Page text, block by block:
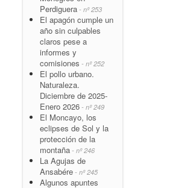
Perdiguera - nº 253
El apagón cumple un
año sin culpables
claros pese a
informes y
comisiones - nº 252
El pollo urbano.
Naturaleza.
Diciembre de 2025-
Enero 2026 - nº 249
El Moncayo, los
eclipses de Sol y la
protección de la
montaña - nº 246
La Agujas de
Ansabére - nº 245
Algunos apuntes